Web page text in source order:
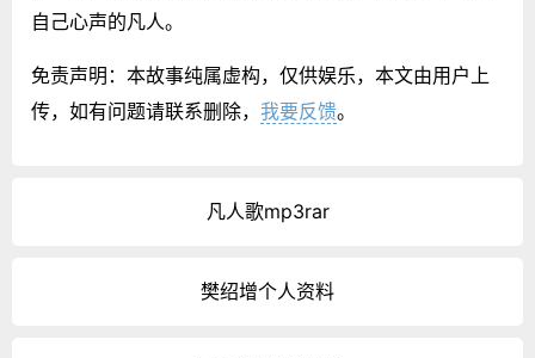
自己心声的凡人。
免责声明：本故事纯属虚构，仅供娱乐，本文由用户上
传，如有问题请联系删除， 我要反馈。
凡人歌mp3rar
樊绍增个人资料